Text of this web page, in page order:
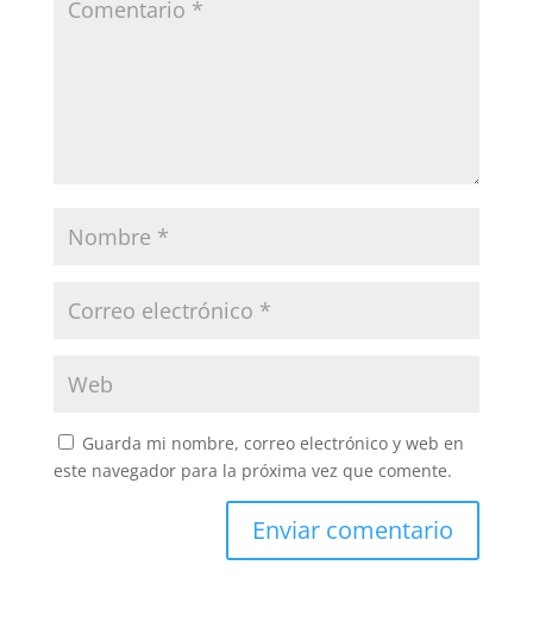
Guarda mi nombre, correo electrónico y web en
este navegador para la próxima vez que comente.